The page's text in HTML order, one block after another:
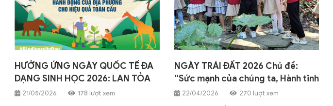
HƯỞNG ỨNG NGÀY QUỐC TẾ ĐA
DẠNG SINH HỌC 2026: LAN TỎA
THÔNG ĐIỆP "HÀNH ĐỘNG ĐỊA
21/05/2026 178 lượt xem
NGÀY TRÁI ĐẤT 2026 Chủ đề:
“Sức mạnh của chúng ta, Hành tinh
của chúng ta”
22/04/2026 270 lượt xem